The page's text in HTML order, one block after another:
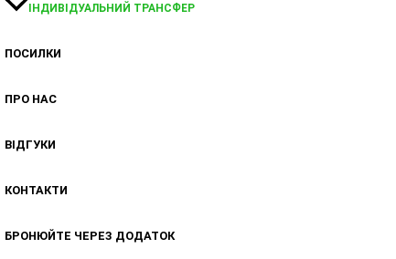
ІНДИВІДУАЛЬНИЙ ТРАНСФЕР
ПОСИЛКИ
ПРО НАС
ВІДГУКИ
КОНТАКТИ
БРОНЮЙТЕ ЧЕРЕЗ ДОДАТОК